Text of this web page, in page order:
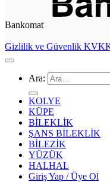
Bankomat
Gizlilik ve Güvenlik
Ara:
KOLYE
KÜPE
BİLEKLİK
ŞANS BİLEKLİK
BİLEZİK
YÜZÜK
HALHAL
Giriş Yap / Üye Ol